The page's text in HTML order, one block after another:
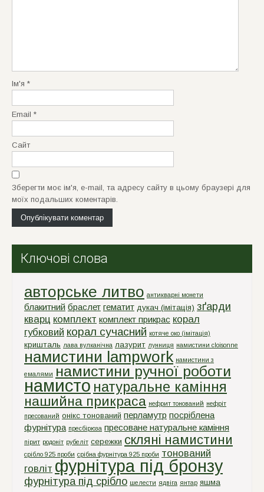
i
o
Ім'я *
Email *
Сайт
Зберегти моє ім'я, e-mail, та адресу сайту в цьому браузері для
моїх подальших коментарів.
Ключові слова
авторське литво антикварні монети
блакитний браслет гематит дукач (імітація) зґарди
кварц комплект комплект прикрас корал
губковий корал сучасний котяче око (імітація)
кришталь лава вулканічна лазурит лунниця намистини cloisonne
намистини lampwork намистини з
емалями намистини ручної роботи
намисто натуральне каміння
нашийна прикраса нефрит тонований нефріт
пресований онікс тонований перламутр посріблена
фурнітура пресбірюза пресоване натуральне каміння
пірит родоніт рубеліт сережки скляні намистини
срiбло 925 проби срiбна фурнiтура 925 проби тонований
говліт фурнітура під бронзу
фурнітура під срібло шелести ядвіга янтар яшма